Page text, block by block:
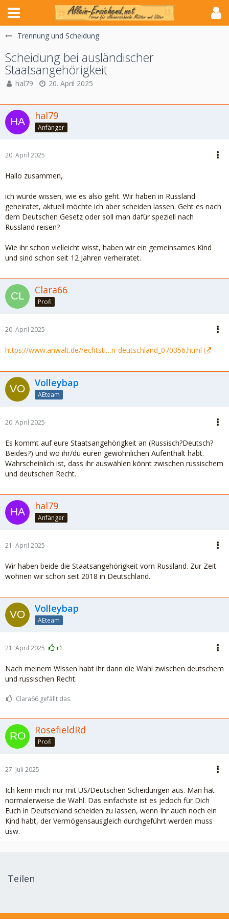
Trennung und Scheidung
Scheidung bei ausländischer
Staatsangehörigkeit
hal79 20. April 2025
hal79
Anfänger
20. April 2025
Hallo zusammen,
ich würde wissen, wie es also geht. Wir haben in Russland
geheiratet, aktuell möchte ich aber scheiden lassen. Geht es nach
dem Deutschen Gesetz oder soll man dafür speziell nach
Russland reisen?
Wie ihr schon vielleicht wisst, haben wir ein gemeinsames Kind
und sind schon seit 12 Jahren verheiratet.
Clara66
Profi
20. April 2025
https://www.anwalt.de/rechtsti…n-deutschland_070356.html
Volleybap
AEteam
20. April 2025
Es kommt auf eure Staatsangehörigkeit an (Russisch?Deutsch?
Beides?) und wo ihr/du euren gewöhnlichen Aufenthalt habt.
Wahrscheinlich ist, dass ihr auswählen könnt zwischen russischem
und deutschen Recht.
hal79
Anfänger
21. April 2025
Wir haben beide die Staatsangehörigkeit vom Russland. Zur Zeit
wohnen wir schon seit 2018 in Deutschland.
Volleybap
AEteam
21. April 2025 +1
Nach meinem Wissen habt ihr dann die Wahl zwischen deutschem
und russischen Recht.
Clara66 gefällt das.
RosefieldRd
Profi
27. Juli 2025
Ich kenn mich nur mit US/Deutschen Scheidungen aus. Man hat
normalerweise die Wahl. Das einfachste ist es jedoch für Dich
Euch in Deutschland scheiden zu lassen, wenn Ihr auch noch ein
Kind habt, der Vermögensausgleich durchgeführt werden muss
usw.
Teilen